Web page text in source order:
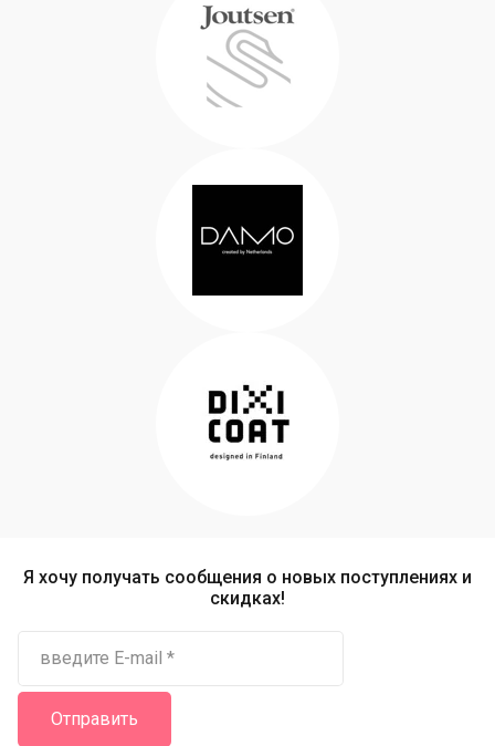
Я хочу получать сообщения о новых поступлениях и
скидках!
Отправить